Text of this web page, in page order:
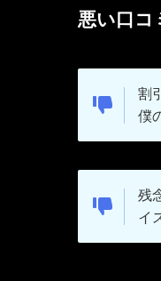
悪い口コ
割
僕
残
イ